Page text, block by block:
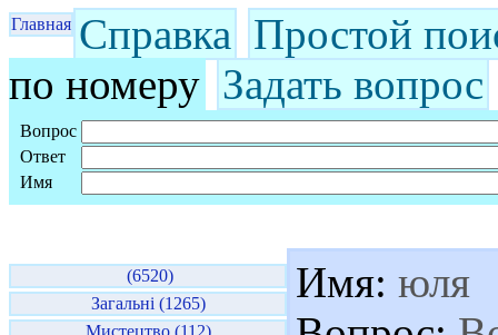
Главная Справка Простой
по номеру Задать вопрос
Вопрос
Ответ
Имя
(6520)
Загальні (1265)
Мистецтво (112)
Имя: юля